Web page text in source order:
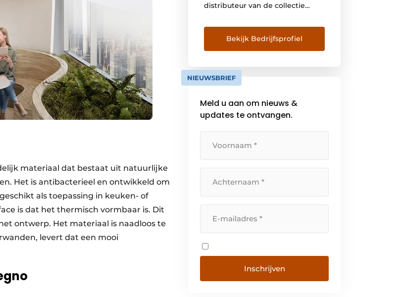
materiaal dat bestaat uit natuurlijke
Het is antibacterieel en ontwikkeld om
als toepassing in keuken- of
is dat het thermisch vormbaar is. Dit
ontwerp. Het materiaal is naadloos te
levert dat een mooi
distributeur van de collectie
Italiaanse merk Cleaf. Cleaf biedt
een passend alternatief voor de
toepassing van natuurlijke
meubelontwerp voor zowel
particuliere- als kantoor- of
Plaatmateriaal met optische én
voelbare structuren Door
Bekijk Bedrijfsprofiel
NIEUWSBRIEF
Meld u aan om nieuws &
updates te ontvangen.